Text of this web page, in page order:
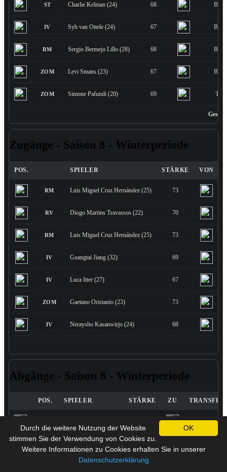
ST Charlie Kelman (24) 68
IV Syb van Ottele (24) 67
RM Sergio Bermejo Lillo (28) 68
ZOM Levi Smans (23) 67
ZOM Simone Pafundi (20) 69
Zugänge - Saison 8 - Winterperiode
POS. SPIELER STÄRKE VON
RM Luis Miguel Cruz Hernández (25) 73
RV Diogo Martins Travassos (22) 70
RM Luis Miguel Cruz Hernández (25) 73
IV Guangtai Jiang (32) 69
IV Luca Itter (27) 67
ZOM Gaetano Oristanio (23) 73
IV Neraysho Kasanwirjo (24) 68
Abgänge - Saison 8 - Winterperiode
POS. SPIELER STÄRKE ZU
Bankkauf
Jayden Nelson (23) 68
OK
Durch die weitere Nutzung der Website
stimmen Sie der Verwendung von Cookies zu.
Weitere Informationen zu Cookies erhalten Sie in unserer
Datenschutzerklärung